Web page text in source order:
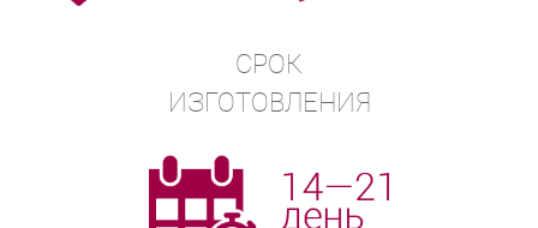
СРОК
ИЗГОТОВЛЕНИЯ